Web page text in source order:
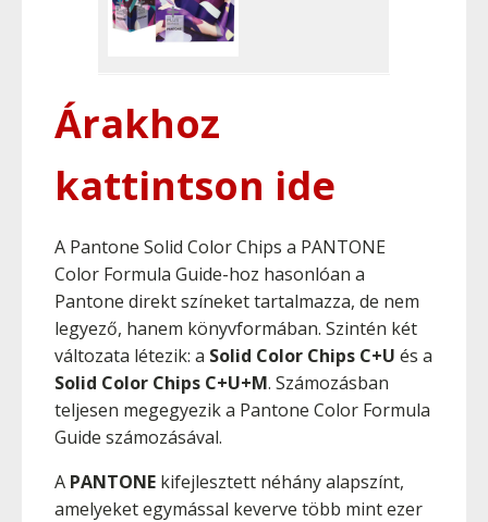
Árakhoz
kattintson ide
A Pantone Solid Color Chips a PANTONE
Color Formula Guide-hoz hasonlóan a
Pantone direkt színeket tartalmazza, de nem
legyező, hanem könyvformában. Szintén két
változata létezik: a Solid Color Chips C+U és a
Solid Color Chips C+U+M. Számozásban
teljesen megegyezik a Pantone Color Formula
Guide számozásával.
A PANTONE kifejlesztett néhány alapszínt,
amelyeket egymással keverve több mint ezer